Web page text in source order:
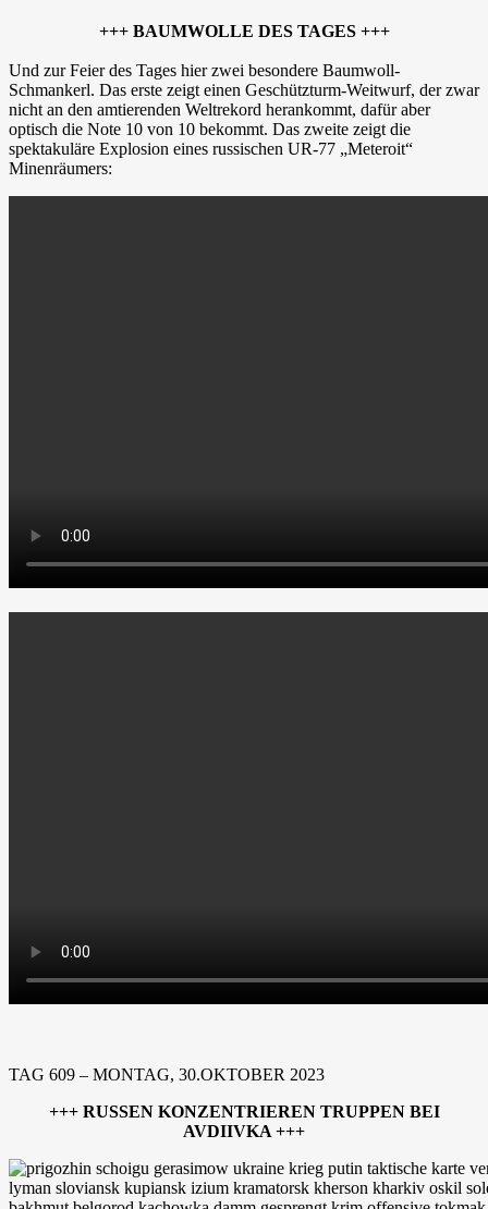
+++ BAUMWOLLE DES TAGES +++
Und zur Feier des Tages hier zwei besondere Baumwoll-
Schmankerl. Das erste zeigt einen Geschützturm-Weitwurf, der zwar
nicht an den amtierenden Weltrekord herankommt, dafür aber
optisch die Note 10 von 10 bekommt. Das zweite zeigt die
spektakuläre Explosion eines russischen UR-77 „Meteroit“
Minenräumers:
TAG 609 – MONTAG, 30.OKTOBER 2023
+++ RUSSEN KONZENTRIEREN TRUPPEN BEI
AVDIIVKA +++